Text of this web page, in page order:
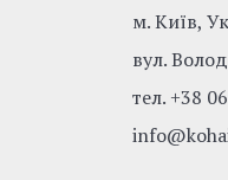
м. Київ,
вул.
тел. +38